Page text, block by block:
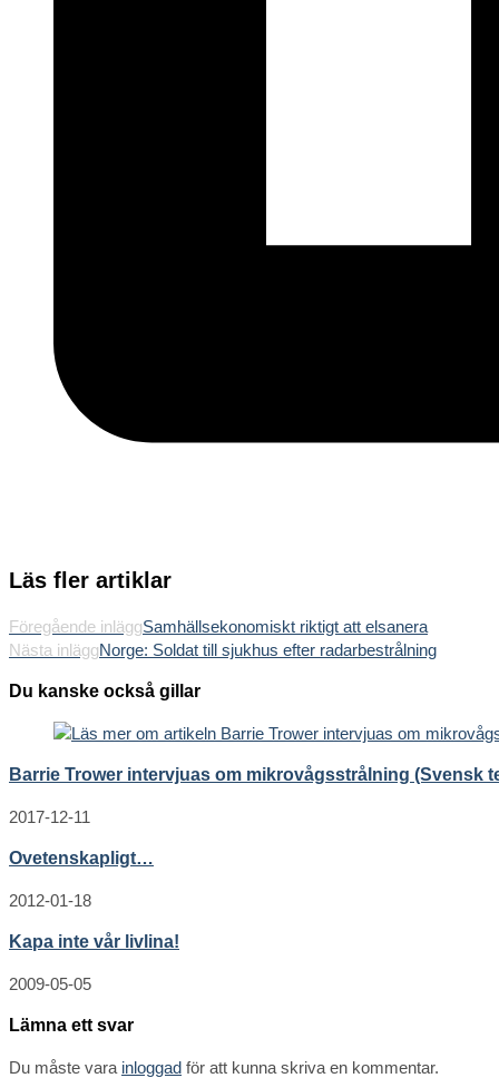
Läs fler artiklar
Föregående inläggSamhällsekonomiskt riktigt att elsanera
Nästa inläggNorge: Soldat till sjukhus efter radarbestrålning
Du kanske också gillar
Barrie Trower intervjuas om mikrovågsstrålning (Svensk
2017-12-11
Ovetenskapligt…
2012-01-18
Kapa inte vår livlina!
2009-05-05
Lämna ett svar
Du måste vara inloggad för att kunna skriva en kommentar.